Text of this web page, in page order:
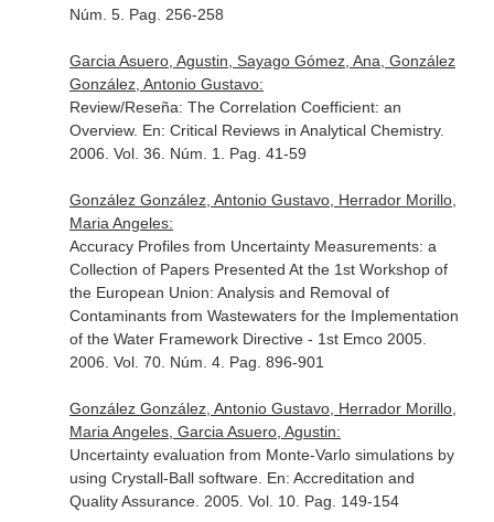
Núm. 5. Pag. 256-258
Garcia Asuero, Agustin, Sayago Gómez, Ana, González
González, Antonio Gustavo:
Review/Reseña: The Correlation Coefficient: an
Overview. En: Critical Reviews in Analytical Chemistry.
2006. Vol. 36. Núm. 1. Pag. 41-59
González González, Antonio Gustavo, Herrador Morillo,
Maria Angeles:
Accuracy Profiles from Uncertainty Measurements: a
Collection of Papers Presented At the 1st Workshop of
the European Union: Analysis and Removal of
Contaminants from Wastewaters for the Implementation
of the Water Framework Directive - 1st Emco 2005.
2006. Vol. 70. Núm. 4. Pag. 896-901
González González, Antonio Gustavo, Herrador Morillo,
Maria Angeles, Garcia Asuero, Agustin:
Uncertainty evaluation from Monte-Varlo simulations by
using Crystall-Ball software. En: Accreditation and
Quality Assurance. 2005. Vol. 10. Pag. 149-154